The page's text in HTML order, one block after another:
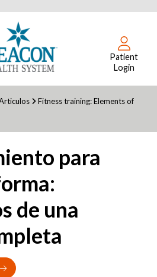
Patient
Login
Fitness training: Elements of
para
de una